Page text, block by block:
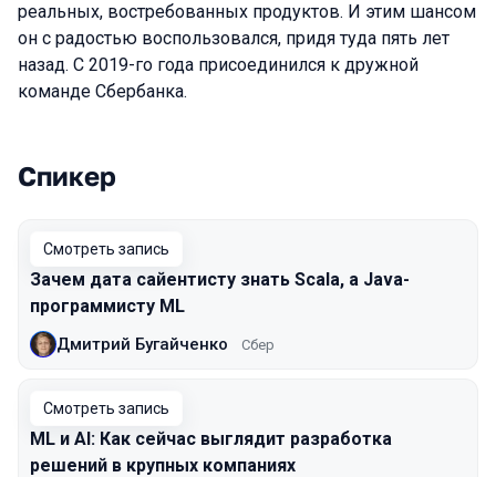
реальных, востребованных продуктов. И этим шансом
он с радостью воспользовался, придя туда пять лет
назад. С 2019-го года присоединился к дружной
команде Сбербанка.
Выступления в сезоне 2020
Спикер
Смотреть запись
Зачем дата сайентисту знать Scala, а Java-
программисту ML
Дмитрий Бугайченко Сбер
Смотреть запись
ML и AI: Как сейчас выглядит разработка
решений в крупных компаниях